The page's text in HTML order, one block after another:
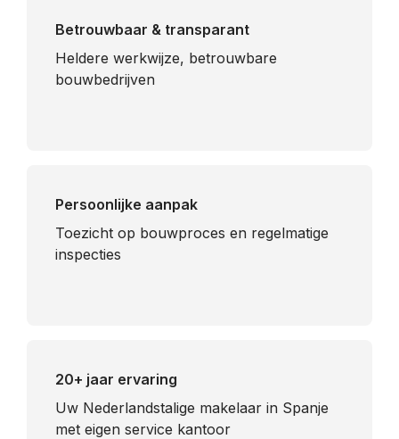
Betrouwbaar & transparant
Heldere werkwijze, betrouwbare
bouwbedrijven
Persoonlijke aanpak
Toezicht op bouwproces en regelmatige
inspecties
20+ jaar ervaring
Uw Nederlandstalige makelaar in Spanje
met eigen service kantoor